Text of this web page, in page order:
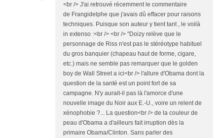
<br /> J'ai retrouvé récemment le commentaire
de Frangidelphe que j'avais dû effacer pour raisons
techniques. Puisque son auteur y tient tant , le voilà
in extenso :<br /> <br /> "Doizy relève que le
personnage de Riss n'est pas le stéréotype habituel
du gros banquier (chapeau haut de forme, cigare,
etc.) mais ne semble pas remarquer que le golden
boy de Wall Street a ici<br /> l'allure d'Obama dont la
question de la santé est un point fort de sa
campagne. N'y aurait-il pas là l'amorce d'une
nouvelle image du Noir aux E.-U., voire un relent de
xénophobie ?... La question<br /> de la couleur de
peau d'Obama a d'ailleurs fait irruption dès la
primaire Obama/Clinton. Sans parler des